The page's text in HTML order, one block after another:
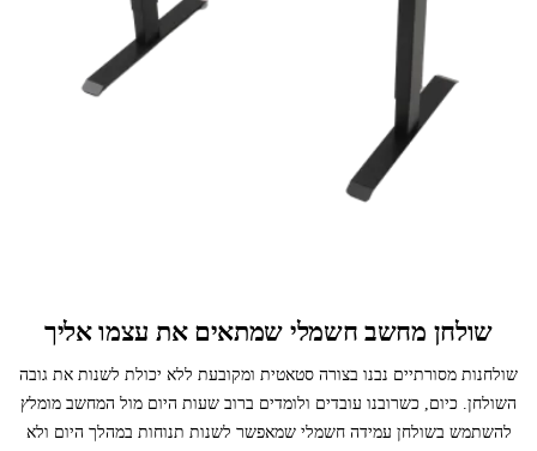
שולחן מחשב חשמלי שמתאים את עצמו אליך
שולחנות מסורתיים נבנו בצורה סטאטית ומקובעת ללא יכולת לשנות את גובה
השולחן. כיום, כשרובנו עובדים ולומדים ברוב שעות היום מול המחשב מומלץ
להשתמש בשולחן עמידה חשמלי שמאפשר לשנות תנוחות במהלך היום ולא